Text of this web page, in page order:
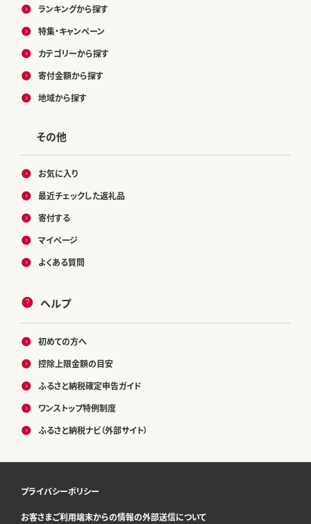
ランキングから探す
特集・キャンペーン
カテゴリーから探す
寄付金額から探す
地域から探す
その他
お気に入り
最近チェックした返礼品
寄付する
マイページ
よくある質問
ヘルプ
初めての方へ
控除上限金額の目安
ふるさと納税確定申告ガイド
ワンストップ特例制度
ふるさと納税ナビ（外部サイト）
プライバシーポリシー
お客さまご利用端末からの情報の外部送信について